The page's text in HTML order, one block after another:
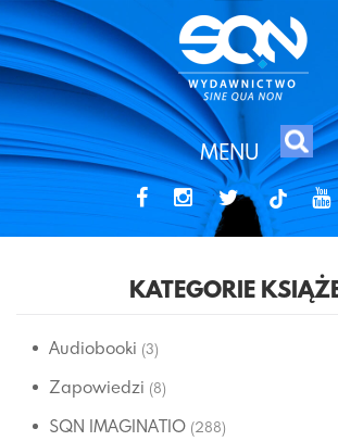
MENU
tiktok
KATEGORIE
Audiobooki (3)
Zapowiedzi (8)
SQN IMAGINATIO (288)